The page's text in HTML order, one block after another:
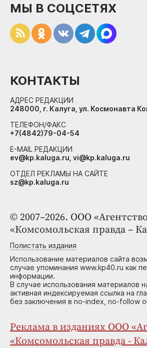
© 2007–2026. ООО «Агентство
«Комсомольская правда –
Полистать издания
Использование материалов сайта
случае упоминания www.kp40.ru как
информации.
В случае использования материалов
активная индексируемая ссылка на
без заключения в no-index, no-follow
Реклама в изданиях ООО
«Комсомольская правда -
МЫ В СОЦСЕТЯХ
КОНТАКТЫ
АДРЕС РЕДАКЦИИ
248000, г. Калуга, ул. Космонавта
ТЕЛЕФОН/ФАКС
+7(4842)79-04-54
E-MAIL РЕДАКЦИИ
ev@kp.kaluga.ru, vi@kp.kaluga.ru
ОТДЕЛ РЕКЛАМЫ НА САЙТЕ
sz@kp.kaluga.ru